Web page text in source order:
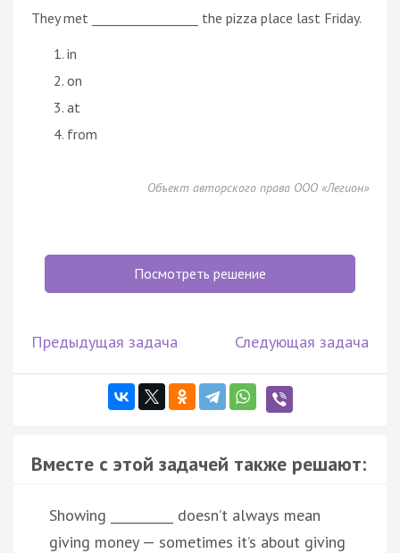
They met _________________ the pizza place last Friday.
in
on
at
from
Объект авторского права ООО «Легион»
Посмотреть решение
Предыдущая задача Следующая задача
Вместе с этой задачей также решают:
Showing __________ doesn’t always mean
giving money — sometimes it’s about giving